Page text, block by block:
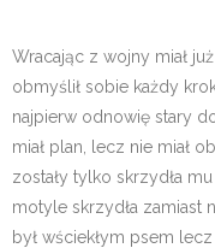
Wracając z wojny miał
obmyślił sobie każdy
najpierw odnowię stary
miał plan, lecz nie miał
zostały tylko skrzydła mu
motyle skrzydła zamiast
był wściekłym psem